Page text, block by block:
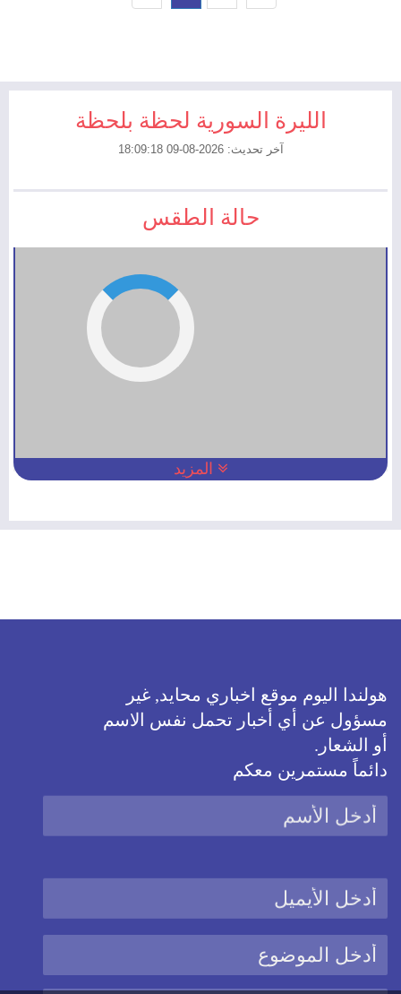
الليرة السورية لحظة بلحظة
آخر تحديث: 2026-08-09 18:09:18
حالة الطقس
المزيد
هولندا اليوم موقع اخباري محايد, غير
مسؤول عن أي أخبار تحمل نفس الاسم
أو الشعار.
دائماً مستمرين معكم